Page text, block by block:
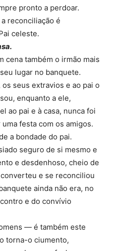
pronto a perdoar.
reconciliação é
celeste.
cena também o irmão mais
lugar no banquete.
seus extravios e ao pai o
enquanto a ele,
ao pai e à casa, nunca foi
festa com os amigos.
a bondade do pai.
seguro de si mesmo e
e desdenhoso, cheio de
e se reconciliou
ainda não era, no
e do convívio
— é também este
torna-o ciumento,